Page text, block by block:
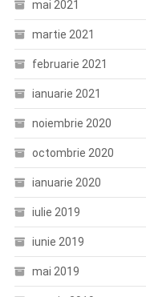
mai 2021
martie 2021
februarie 2021
ianuarie 2021
noiembrie 2020
octombrie 2020
ianuarie 2020
iulie 2019
iunie 2019
mai 2019